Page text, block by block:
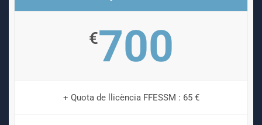
€700
+ Quota de llicència FFESSM : 65 €